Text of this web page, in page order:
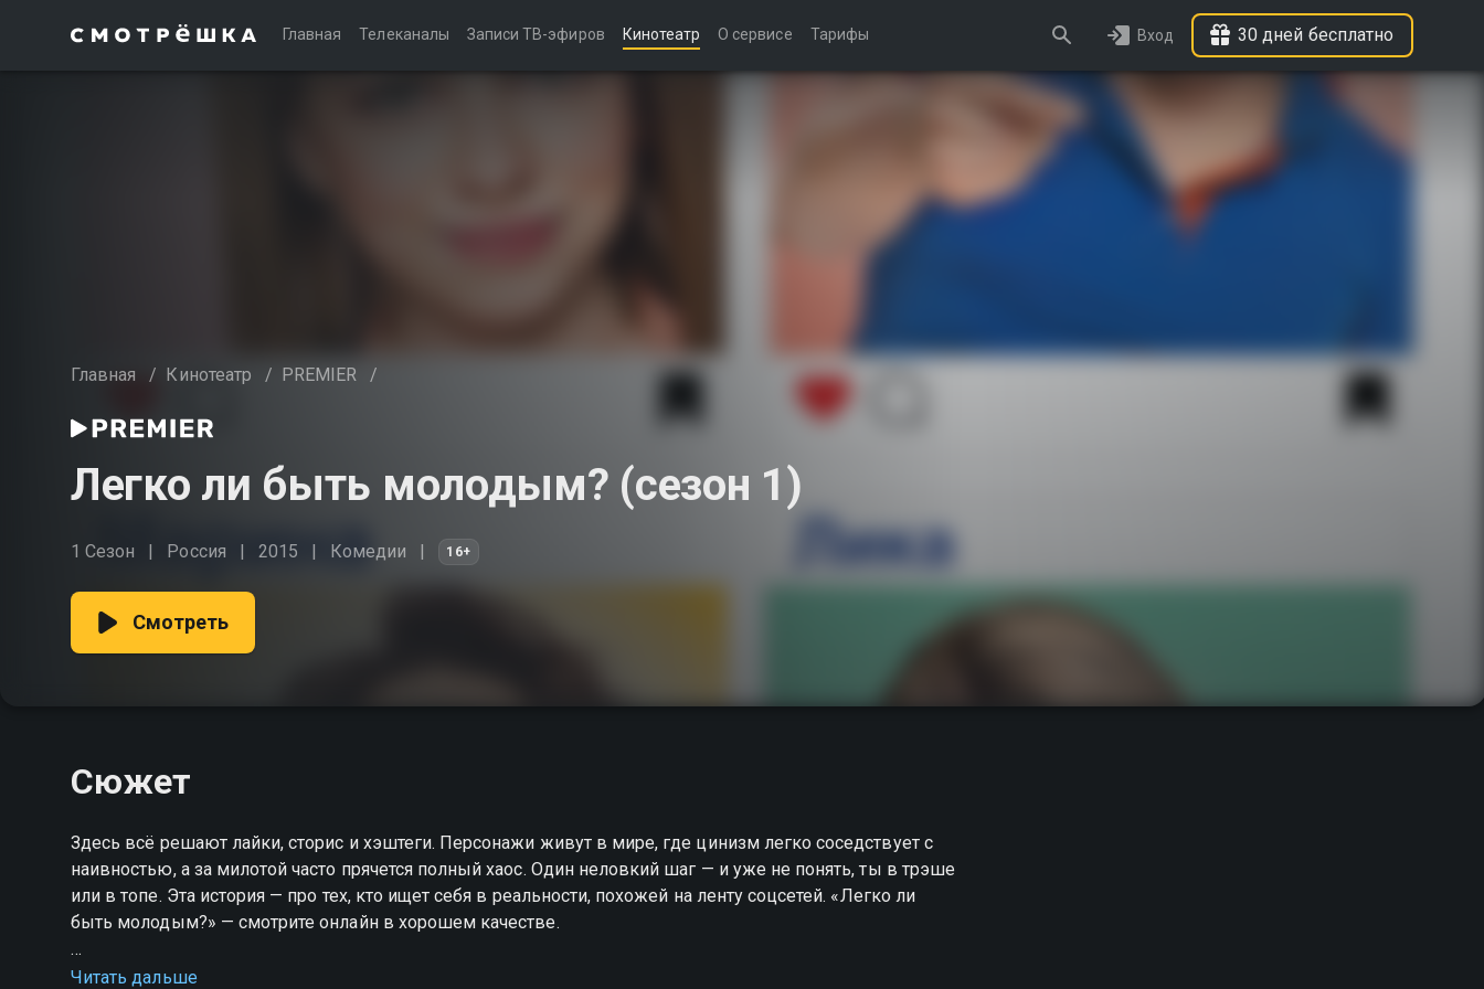
Главная Телеканалы Записи ТВ-эфиров Кинотеатр О сервисе Тарифы Вход 30 дней бесплатно
Главная / Кинотеатр / PREMIER /
Легко ли быть молодым? (сезон 1)
1 Сезон Россия 2015 Комедии 16+
Смотреть
Сюжет
Здесь всё решают лайки, сторис и хэштеги. Персонажи живут в мире, где цинизм легко соседствует с
наивностью, а за милотой часто прячется полный хаос. Один неловкий шаг — и уже не понять, ты в трэше
или в топе. Эта история — про тех, кто ищет себя в реальности, похожей на ленту соцсетей. «Легко ли
быть молодым?» — смотрите онлайн в хорошем качестве.
Посмотреть онлайн 1 сезон сериала Легко ли быть молодым? вы можете совершенно бесплатно в
Читать дальше